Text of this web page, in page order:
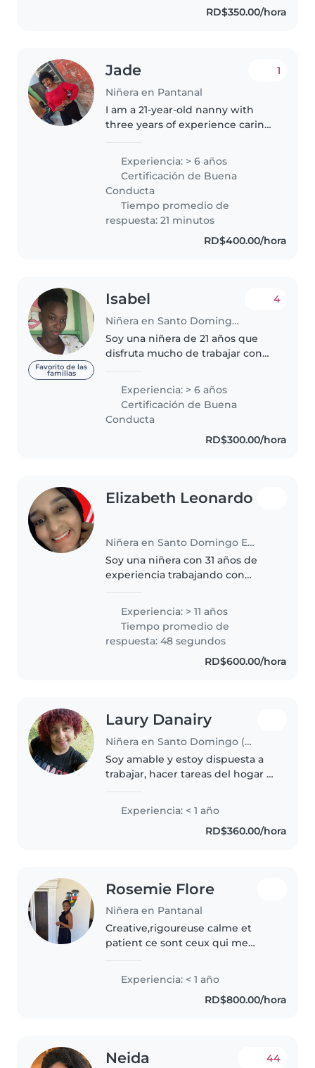
RD$350.00/hora
Jade
Niñera en Pantanal
1
I am a 21-year-old nanny with
three years of experience caring
babies to teenagers. I am skilled
in drawing, reading, crafts, music,
and games. I am..
Experiencia: > 6 años
Certificación de Buena
Conducta
Tiempo promedio de
respuesta: 21 minutos
RD$400.00/hora
Favorito de las
familias
Isabel
Niñera en Santo Domingo (Distrito de Santo Domingo)
4
Soy una niñera de 21 años que
disfruta mucho de trabajar con
experiencia cuidando a bebés,
niños pequeños y preescolares.
Soy una persona responsable,
paciente..
Experiencia: > 6 años
Certificación de Buena
Conducta
RD$300.00/hora
Elizabeth Leonardo
Niñera en Santo Domingo Este
Soy una niñera con 31 años de
experiencia trabajando con
bebés hasta adolescentes. Soy
una persona responsable,
divertida y amigable, y me
encanta..
Experiencia: > 11 años
Tiempo promedio de
respuesta: 48 segundos
RD$600.00/hora
Laury Danairy
Niñera en Santo Domingo (Distrito de Santo Domingo)
Soy amable y estoy dispuesta a
trabajar, hacer tareas del hogar y
estudiante universitaria de
medicina, tengo 19 años , soy..
Experiencia: < 1 año
RD$360.00/hora
Rosemie Flore
Niñera en Pantanal
Creative,rigoureuse calme et
patient ce sont ceux qui me
Rosemie je parle tres bien le
français et l’anglais. J’aime les
enfants les animaux et la nature.
Experiencia: < 1 año
RD$800.00/hora
Neida 44